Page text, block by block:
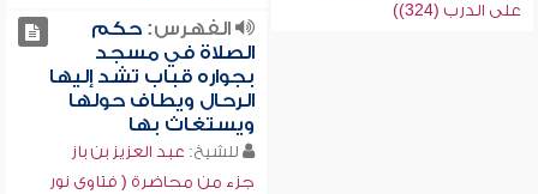
على الدرب (324))
الفهرس:حكم
الصلاة في مسجد
بجواره قباب تشد إليها
الرحال ويطاف حولها
ويستغاث بها
للشيخ: عبد العزيز بن باز
جزء من محاضرة ( فتاوى نور